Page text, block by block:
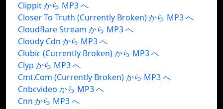
Clippit から MP3 へ
Closer To Truth (Currently Broken) から MP3 へ
Cloudflare Stream から MP3 へ
Cloudy Cdn から MP3 へ
Clubic (Currently Broken) から MP3 へ
Clyp から MP3 へ
Cmt.Com (Currently Broken) から MP3 へ
Cnbcvideo から MP3 へ
Cnn から MP3 へ